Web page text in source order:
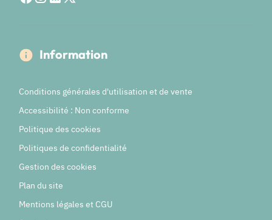
Information
Conditions générales d'utilisation et de vente
Accessibilité : Non conforme
Politique des cookies
Politiques de confidentialité
Gestion des cookies
Plan du site
Mentions légales et CGU